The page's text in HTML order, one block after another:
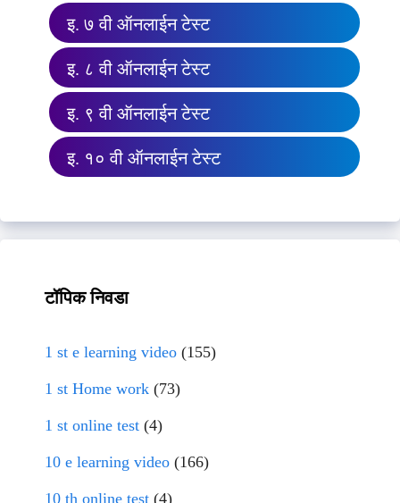
इ. ७ वी ऑनलाईन टेस्ट
इ. ८ वी ऑनलाईन टेस्ट
इ. ९ वी ऑनलाईन टेस्ट
इ. १० वी ऑनलाईन टेस्ट
टॉपिक निवडा
1 st e learning video (155)
1 st Home work (73)
1 st online test (4)
10 e learning video (166)
10 th online test (4)